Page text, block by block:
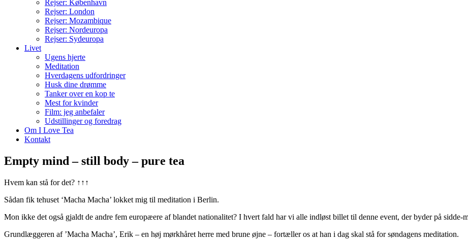
Rejser: København
Rejser: London
Rejser: Mozambique
Rejser: Nordeuropa
Rejser: Sydeuropa
Livet
Ugens hjerte
Meditation
Hverdagens udfordringer
Husk dine drømme
Tanker over en kop te
Mest for kvinder
Film: jeg anbefaler
Udstillinger og foredrag
Om I Love Tea
Kontakt
Empty mind – still body – pure tea
Hvem kan stå for det? ↑↑↑
Sådan fik tehuset ‘Macha Macha’ lokket mig til meditation i Berlin.
Mon ikke det også gjaldt de andre fem europæere af blandet nationalitet? I hvert fald har vi alle indløst billet til denne event, der byder på sidde-
Grundlæggeren af ’Macha Macha’, Erik – en høj mørkhåret herre med brune øjne – fortæller os at han i dag skal stå for søndagens meditation.